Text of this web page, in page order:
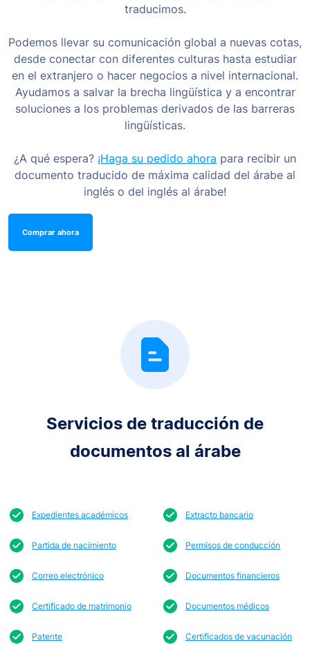
traducimos.
Podemos llevar su comunicación global a nuevas cotas,
desde conectar con diferentes culturas hasta estudiar
en el extranjero o hacer negocios a nivel internacional.
Ayudamos a salvar la brecha lingüística y a encontrar
soluciones a los problemas derivados de las barreras
lingüísticas.
¿A qué espera? ¡Haga su pedido ahora para recibir un
documento traducido de máxima calidad del árabe al
inglés o del inglés al árabe!
Comprar ahora
Servicios de traducción de
documentos al árabe
Expedientes académicos Extracto bancario
Partida de nacimiento Permisos de conducción
Correo electrónico Documentos financieros
Certificado de matrimonio Documentos médicos
Patente Certificados de vacunación